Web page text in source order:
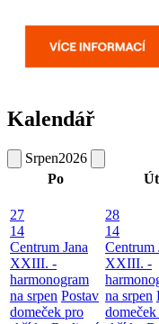
Kalendář
Srpen2026
Po
Út
27
14
Centrum Jana
XXIII. -
harmonogram
na srpen Postav
domeček pro
28
14
Centrum
XXIII. -
na srpen